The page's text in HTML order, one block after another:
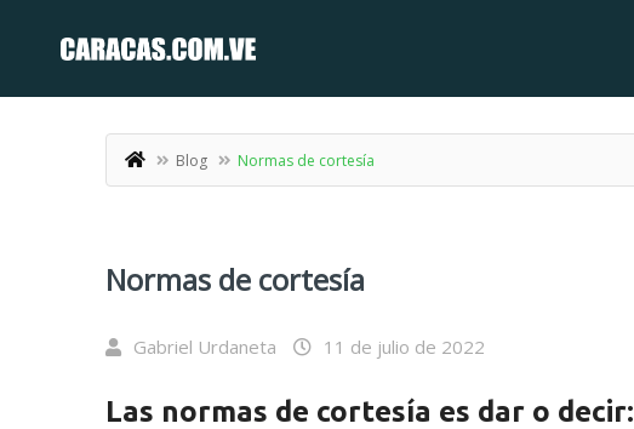
Blog Normas de cortesía
Normas de cortesía
Gabriel Urdaneta 11 de julio de 2022
Las normas de cortesía es dar o decir: